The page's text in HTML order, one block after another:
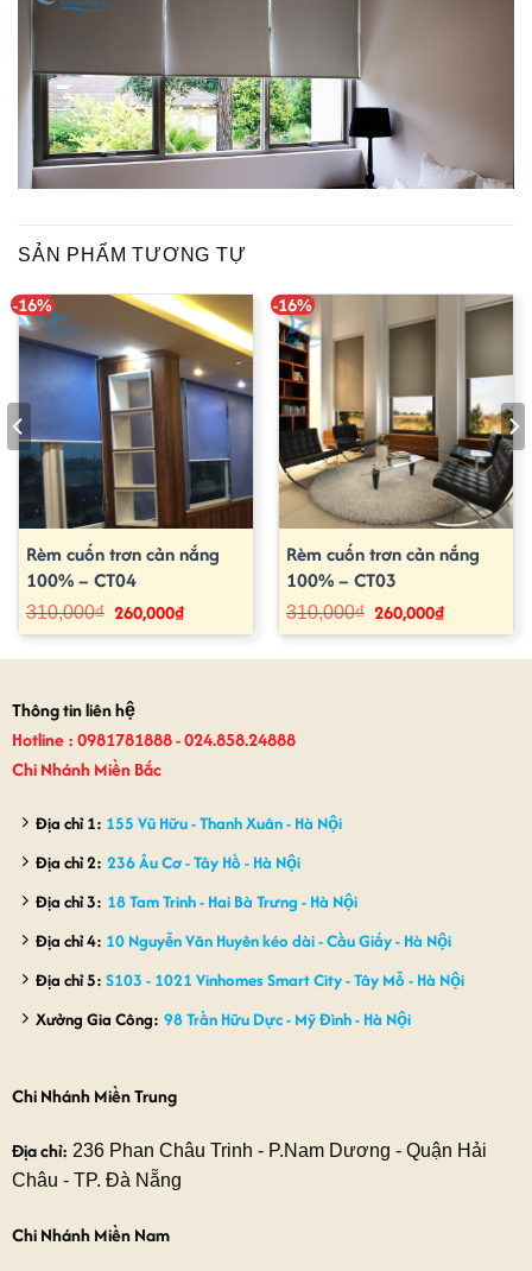
SẢN PHẨM TƯƠNG TỰ
-16%
Rèm cuốn trơn cản nắng
100% – CT04
310,000₫ Giá
gốc
là:
310,000₫.
260,000₫Giá
hiện
tại
là:
-16%
Rèm cuốn trơn cản nắng
100% – CT03
310,000₫ Giá
gốc
là:
310,000₫.
260,000₫Giá
hiện
tại
là:
Thông tin liên hệ
Hotline : 0981781888 - 024.858.24888
Chi Nhánh Miền Bắc
Địa chỉ 1: 155 Vũ Hữu - Thanh Xuân - Hà Nội
Địa chỉ 2: 236 Âu Cơ - Tây Hồ - Hà Nội
Địa chỉ 3: 18 Tam Trinh - Hai Bà Trưng - Hà Nội
Địa chỉ 4: 10 Nguyễn Văn Huyên kéo dài - Cầu Giấy - Hà Nội
Địa chỉ 5: S103 - 1021 Vinhomes Smart City - Tây Mỗ - Hà Nội
Xưởng Gia Công: 98 Trần Hữu Dực - Mỹ Đình - Hà Nội
Chi Nhánh Miền Trung
Địa chỉ: 236 Phan Châu Trinh - P.Nam Dương - Quận Hải
Châu - TP. Đà Nẵng
Chi Nhánh Miền Nam